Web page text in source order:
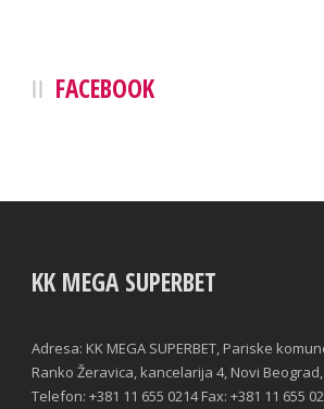
FACEBOOK
KK MEGA SUPERBET
Adresa: KK MEGA SUPERBET, Pariske
Ranko Žeravica, kancelarija 4, Novi
Telefon: +381 11 655 0214 Fax: +381 11 655